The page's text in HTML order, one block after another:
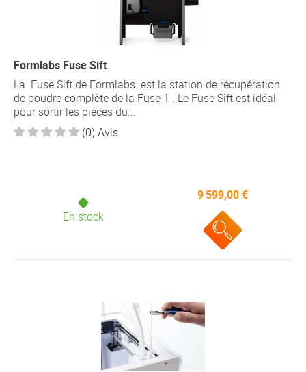
Formlabs Fuse Sift
La Fuse Sift de Formlabs est la station de récupération
de poudre complète de la Fuse 1 . Le Fuse Sift est idéal
pour sortir les pièces du...
(0) Avis
En stock
9 599,00 €